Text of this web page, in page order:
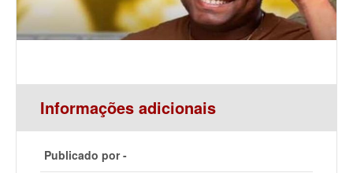
Informações adicionais
Publicado por -